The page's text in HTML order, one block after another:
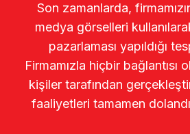
Son zamanlarda,
medya görselleri
pazarlaması yapıldığı
Firmamızla hiçbir bağlantısı
kişiler tarafından
faaliyetleri tamamen